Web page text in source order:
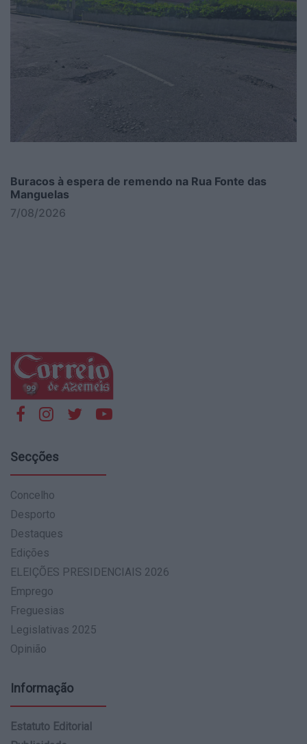
Buracos à espera de remendo na Rua Fonte das
Manguelas
7/08/2026
Secções
Concelho
Desporto
Destaques
Edições
ELEIÇÕES PRESIDENCIAIS 2026
Emprego
Freguesias
Legislativas 2025
Opinião
Informação
Estatuto Editorial